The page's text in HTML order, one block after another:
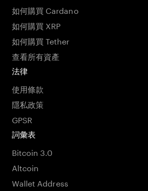
如何購買 Cardano
如何購買 XRP
如何購買 Tether
查看所有資產
法律
使用條款
隱私政策
GPSR
詞彙表
Bitcoin 3.0
Altcoin
Wallet Address